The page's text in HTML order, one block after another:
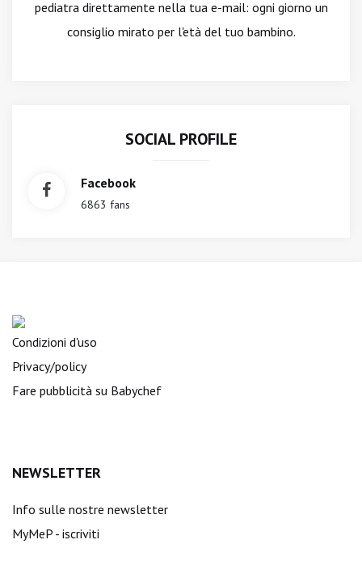
pediatra direttamente nella tua e-mail: ogni giorno un
consiglio mirato per l'età del tuo bambino.
SOCIAL PROFILE
Facebook
6863 fans
Condizioni d'uso
Privacy/policy
Fare pubblicità su Babychef
NEWSLETTER
Info sulle nostre newsletter
MyMeP - iscriviti